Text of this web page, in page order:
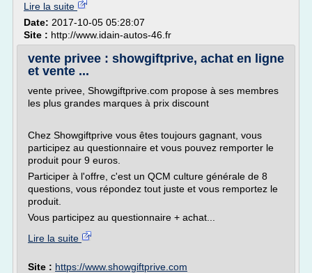
Lire la suite
Date: 2017-10-05 05:28:07
Site : http://www.idain-autos-46.fr
vente privee : showgiftprive, achat en ligne
et vente ...
vente privee, Showgiftprive.com propose à ses membres
les plus grandes marques à prix discount
Chez Showgiftprive vous êtes toujours gagnant, vous
participez au questionnaire et vous pouvez remporter le
produit pour 9 euros.
Participer à l'offre, c'est un QCM culture générale de 8
questions, vous répondez tout juste et vous remportez le
produit.
Vous participez au questionnaire + achat...
Lire la suite
Site : https://www.showgiftprive.com